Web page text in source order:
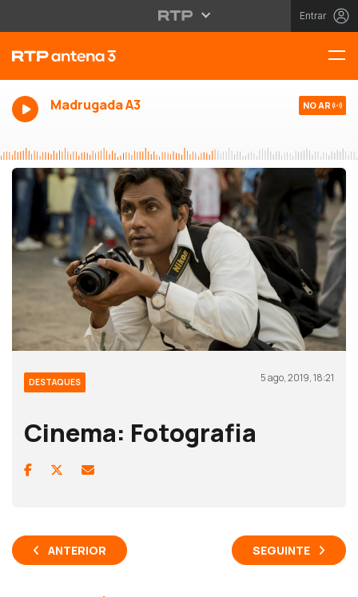
Entrar
Madrugada A3 NO AR
DESTAQUES 5 ago, 2019, 18:21
Cinema: Fotografia
ANTERIOR SEGUINTE